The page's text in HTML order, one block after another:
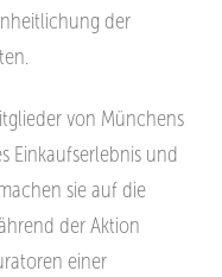
der
von Münchens
Einkaufserlebnis und
sie auf die
der Aktion
einer